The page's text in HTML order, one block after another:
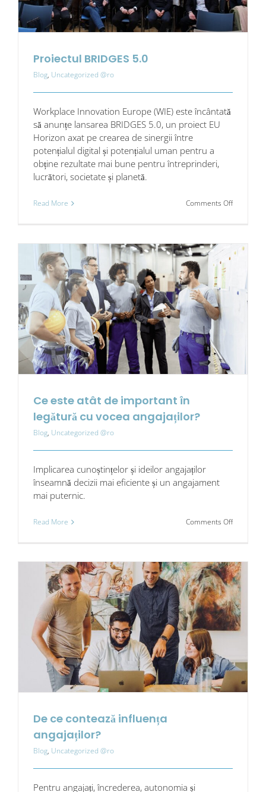
Proiectul BRIDGES 5.0
Blog, Uncategorized @ro
Workplace Innovation Europe (WIE) este încântată
să anunțe lansarea BRIDGES 5.0, un proiect EU
Horizon axat pe crearea de sinergii între
potențialul digital și potențialul uman pentru a
obține rezultate mai bune pentru întreprinderi,
lucrători, societate și planetă.
Read More Comments Offon
Ce este atât de important în
legătură cu vocea angajaților?
Blog, Uncategorized @ro
Implicarea cunoștințelor și ideilor angajaților
înseamnă decizii mai eficiente și un angajament
mai puternic.
Read More Comments Offon
de
important
în
legătură
cu
vocea
De ce contează influența
angajaților?
Blog, Uncategorized @ro
Pentru angajați, încrederea, autonomia și